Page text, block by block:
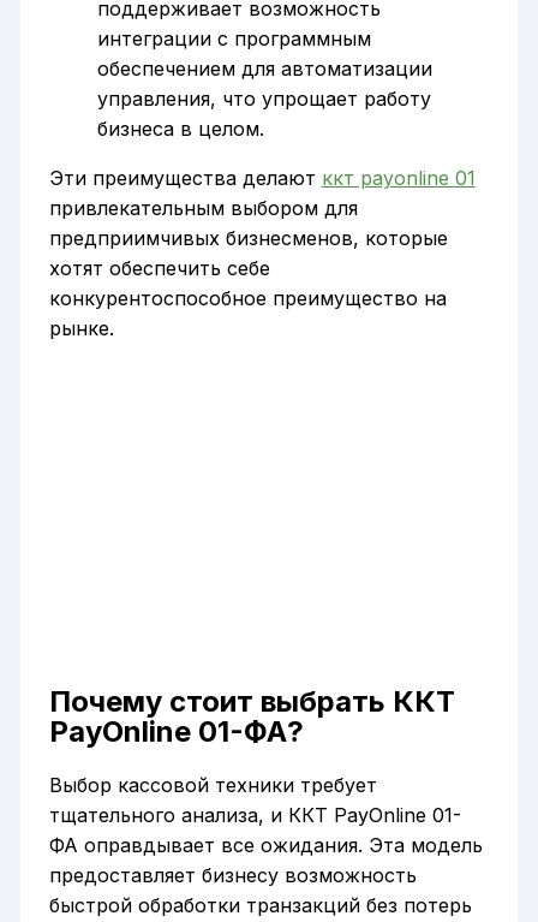
поддерживает возможность
интеграции с программным
обеспечением для автоматизации
управления, что упрощает работу
бизнеса в целом.
Эти преимущества делают ккт payonline 01
привлекательным выбором для
предприимчивых бизнесменов, которые
хотят обеспечить себе
конкурентоспособное преимущество на
рынке.
Почему стоит выбрать ККТ
PayOnline 01-ФА?
Выбор кассовой техники требует
тщательного анализа, и ККТ PayOnline 01-
ФА оправдывает все ожидания. Эта модель
предоставляет бизнесу возможность
быстрой обработки транзакций без потерь